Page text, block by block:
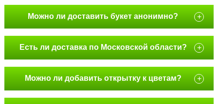
Можно ли доставить букет анонимно? +
Есть ли доставка по Московской области? +
Можно ли добавить открытку к цветам? +